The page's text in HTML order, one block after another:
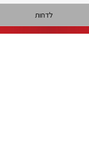
לדחות
צריכים נציג?לחצו